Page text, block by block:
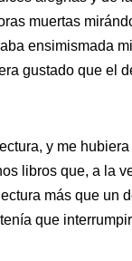
muertas
ensimismada
gustado que el
y me
libros que, a la
más que un
que